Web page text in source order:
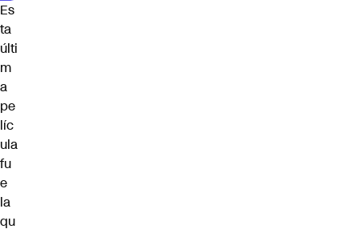
Es
ta
últi
m
a
pe
líc
ula
fu
e
la
qu